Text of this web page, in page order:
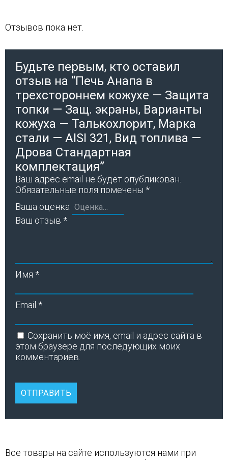
Отзывов пока нет.
Будьте первым, кто оставил
отзыв на “Печь Анапа в
трехстороннем кожухе — Защита
топки — Защ. экраны, Варианты
кожуха — Талькохлорит, Марка
стали — AISI 321, Вид топлива —
Дрова Стандартная
комплектация”
Ваш адрес email не будет опубликован.
Обязательные поля помечены *
Ваша оценка
Ваш отзыв *
Имя *
Email *
Сохранить моё имя, email и адрес сайта в
этом браузере для последующих моих
комментариев.
Все товары на сайте используются нами при